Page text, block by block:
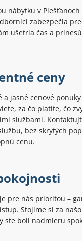
nábytku v
zabezpečia
ušetria čas a
ceny
a jasné cenové
za čo platíte, čo
službami.
bez skrytých
cenu.
pre nás prioritou –
Stojíme si za
ste boli nadmieru